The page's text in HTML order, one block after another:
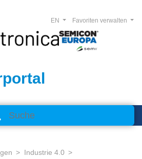
Favoriten verwalten
EN
Industrie 4.0